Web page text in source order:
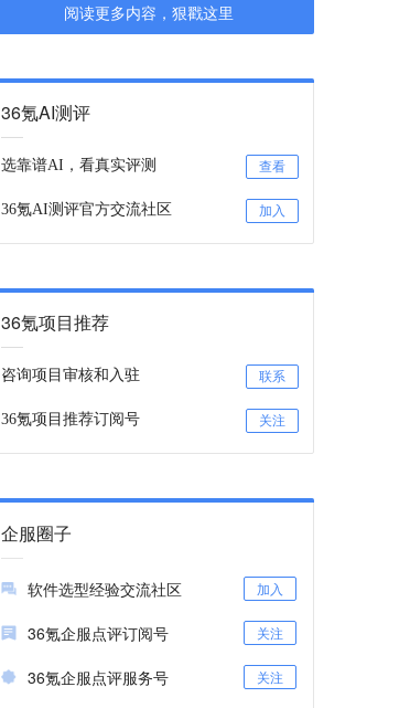
阅读更多内容，狠戳这里
36氪AI测评
选靠谱AI，看真实评测 查看
36氪AI测评官方交流社区 加入
36氪项目推荐
咨询项目审核和入驻 联系
36氪项目推荐订阅号 关注
企服圈子
软件选型经验交流社区 加入
36氪企服点评订阅号 关注
36氪企服点评服务号 关注